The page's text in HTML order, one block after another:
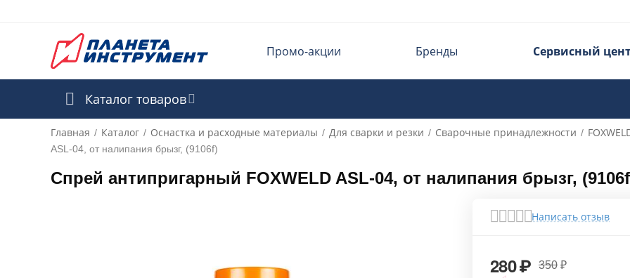
Промо-акции Бренды Сервисный
Каталог товаров
Главная / Каталог / Оснастка и расходные материалы / Для сварки и резки / Сварочные принадлежности /
ASL-04, от налипания брызг, (9106f)
Спрей антипригарный FOXWELD ASL-04, от налипания брызг,
Написать отзыв
280₽ 350 ₽